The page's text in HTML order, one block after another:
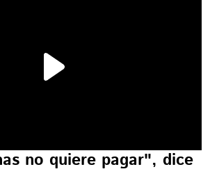
no quiere pagar", dice